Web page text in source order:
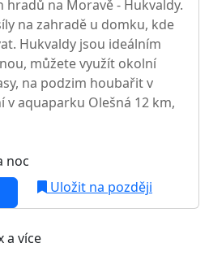
hradů na Moravě - Hukvaldy.
na zahradě u domku, kde
Hukvaldy jsou ideálním
můžete využít okolní
na podzim houbařit v
v aquaparku Olešná 12 km,
noc
Uložit na později
a více